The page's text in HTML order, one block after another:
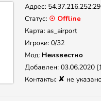
Адрес:
Статус: ☉ Offline
Карта: as_airport
Игроки: 0/32
Мод: Неизвестно
Добавлен: 03.06.2020
Контакты: ✘ не